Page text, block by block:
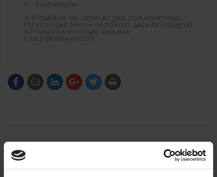
K = Kontramutter
Vi förbehåller oss rätten att göra produktändringar.
För ytterligare teknisk information gällande inbyggnad
och hydraulanslutningar, kontakta
rotator@indexator.com
/generic/labels/toolbar/share-
social-
/generic/labels/toolbar/tip
/generic/labels/toolbar/share-
social-
/generic/labels/toolbar/share-
social-
/generic/labels/toolbar/share-
social-